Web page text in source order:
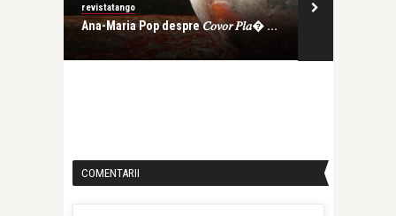
revistatango
Ana-Maria Pop despre 𝐶𝑜𝑣𝑜𝑟 𝑃𝑙𝑎� ...
COMENTARII